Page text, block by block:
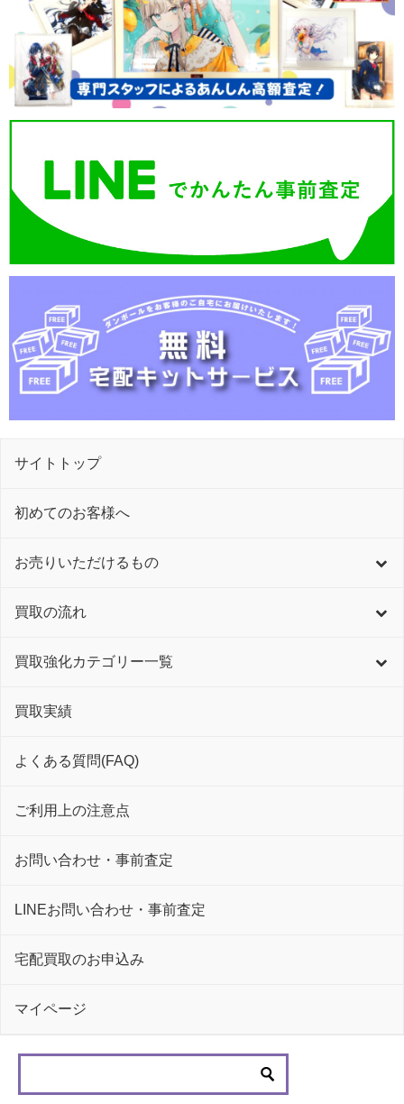
サイトトップ
初めてのお客様へ
お売りいただけるもの
買取の流れ
買取強化カテゴリー一覧
買取実績
よくある質問(FAQ)
ご利用上の注意点
お問い合わせ・事前査定
LINEお問い合わせ・事前査定
宅配買取のお申込み
マイページ